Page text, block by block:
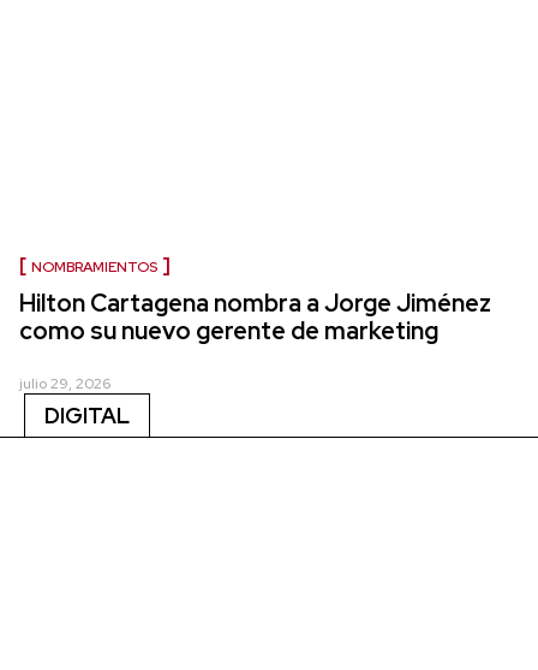
NOMBRAMIENTOS
Hilton Cartagena nombra a Jorge Jiménez
como su nuevo gerente de marketing
julio 29, 2026
DIGITAL